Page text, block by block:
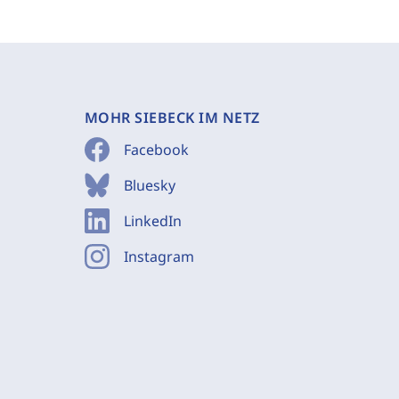
MOHR SIEBECK IM NETZ
Facebook
Bluesky
LinkedIn
Instagram